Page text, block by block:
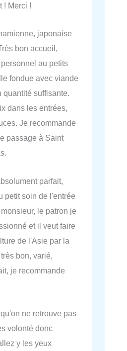
! Merci !
japonaise
bon accueil,
au petits
fondue avec viande
quantité suffisante.
dans les entrées,
Je recommande
passage à Saint
parfait,
petit soin de l'entrée
le patron je
et il veut faire
de l'Asie par la
bon, varié,
je recommande
ne retrouve pas
volonté donc
y les yeux